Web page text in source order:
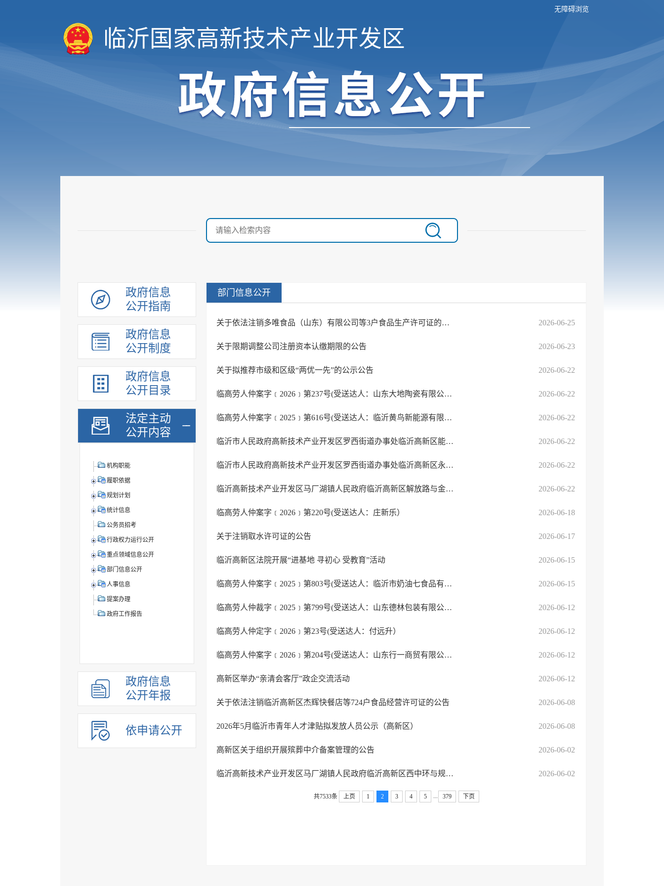
无障碍浏览
临沂国家高新技术产业开发区
政府信息
公开指南
政府信息
公开制度
政府信息
公开目录
法定主动
公开内容
机构职能
履职依据
规划计划
统计信息
公务员招考
行政权力运行公开
重点领域信息公开
部门信息公开
人事信息
提案办理
政府工作报告
政府信息
公开年报
依申请公开
部门信息公开
关于依法注销多唯食品（山东）有限公司等3户食品生产许可证的公告 2026-06-25
关于限期调整公司注册资本认缴期限的公告 2026-06-23
关于拟推荐市级和区级“两优一先”的公示公告 2026-06-22
临高劳人仲案字﹝2026﹞第237号(受送达人：山东大地陶瓷有限公司） 2026-06-22
临高劳人仲案字﹝2025﹞第616号(受送达人：临沂黄鸟新能源有限公司） 2026-06-22
临沂市人民政府高新技术产业开发区罗西街道办事处临沂高新区能源路与永泰路交会西3... 2026-06-22
临沂市人民政府高新技术产业开发区罗西街道办事处临沂高新区永泰路与生产路交会南2... 2026-06-22
临沂高新技术产业开发区马厂湖镇人民政府临沂高新区解放路与金山路交会东南（DSXF ... 2026-06-22
临高劳人仲案字﹝2026﹞第220号(受送达人：庄新乐） 2026-06-18
关于注销取水许可证的公告 2026-06-17
临沂高新区法院开展“进基地 寻初心 受教育”活动 2026-06-15
临高劳人仲案字﹝2025﹞第803号(受送达人：临沂市奶油七食品有限公司） 2026-06-15
临高劳人仲裁字﹝2025﹞第799号(受送达人：山东德林包装有限公司） 2026-06-12
临高劳人仲定字﹝2026﹞第23号(受送达人：付远升） 2026-06-12
临高劳人仲案字﹝2026﹞第204号(受送达人：山东行一商贸有限公司） 2026-06-12
高新区举办“亲清会客厅”政企交流活动 2026-06-12
关于依法注销临沂高新区杰辉快餐店等724户食品经营许可证的公告 2026-06-08
2026年5月临沂市青年人才津贴拟发放人员公示（高新区） 2026-06-08
高新区关于组织开展殡葬中介备案管理的公告 2026-06-02
临沂高新技术产业开发区马厂湖镇人民政府临沂高新区西中环与规划六路交会东北（ZKZ... 2026-06-02
共7533条 上页 1 2 3 4 5 379 下页